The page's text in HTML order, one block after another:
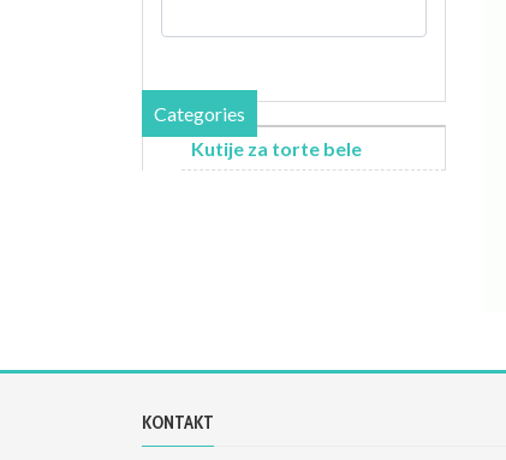
Categories
Kutije za torte bele
KONTAKT